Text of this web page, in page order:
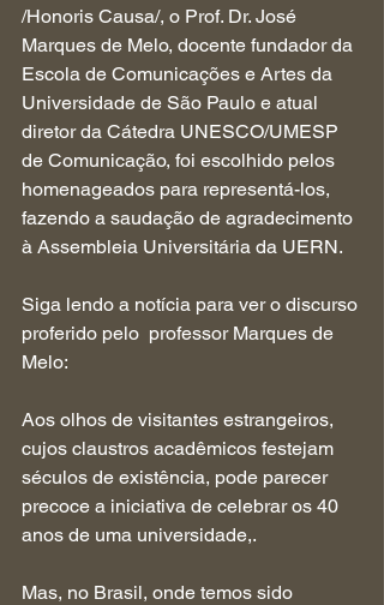
/Honoris Causa/, o Prof. Dr. José
Marques de Melo, docente fundador da
Escola de Comunicações e Artes da
Universidade de São Paulo e atual
diretor da Cátedra UNESCO/UMESP
de Comunicação, foi escolhido pelos
homenageados para representá-los,
fazendo a saudação de agradecimento
à Assembleia Universitária da UERN.
Siga lendo a notícia para ver o discurso
proferido pelo  professor Marques de
Melo:
Aos olhos de visitantes estrangeiros,
cujos claustros acadêmicos festejam
séculos de existência, pode parecer
precoce a iniciativa de celebrar os 40
anos de uma universidade,.
Mas, no Brasil, onde temos sido